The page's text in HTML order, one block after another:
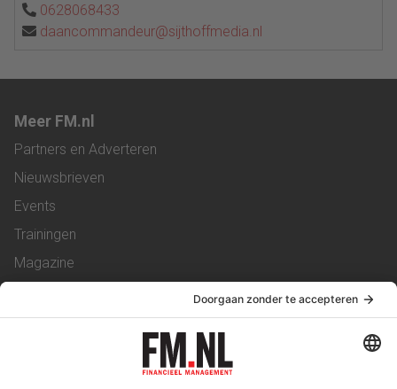
0628068433
daancommandeur@sijthoffmedia.nl
Meer FM.nl
Partners en Adverteren
Nieuwsbrieven
Events
Trainingen
Magazine
Service & Contact